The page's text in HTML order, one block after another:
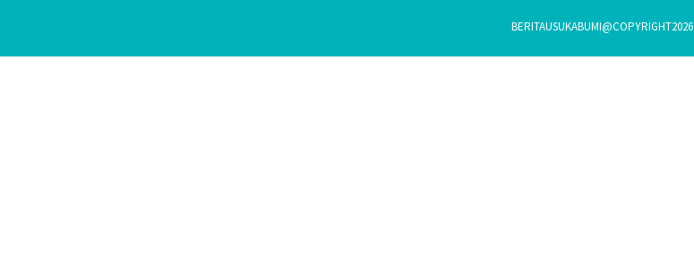
BERITAUSUKABUMI@COPYRIGHT2026